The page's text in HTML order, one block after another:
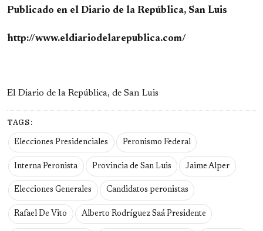
Publicado en el Diario de la República, San Luis
http://www.eldiariodelarepublica.com/
El Diario de la República, de San Luis
TAGS:
Elecciones Presidenciales Peronismo Federal
Interna Peronista Provincia de San Luis Jaime Alper
Elecciones Generales Candidatos peronistas
Rafael De Vito Alberto Rodríguez Saá Presidente